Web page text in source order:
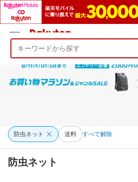
ようこそ 楽天市場へ ログイン
防虫ネット 送料 すべて解除
防虫ネット